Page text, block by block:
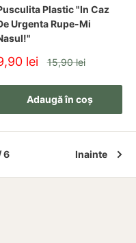
Plastic "In Caz
Urgenta Rupe-Mi
redus
lei Pret
15,90 lei
Adaugă în coș
6 Inainte